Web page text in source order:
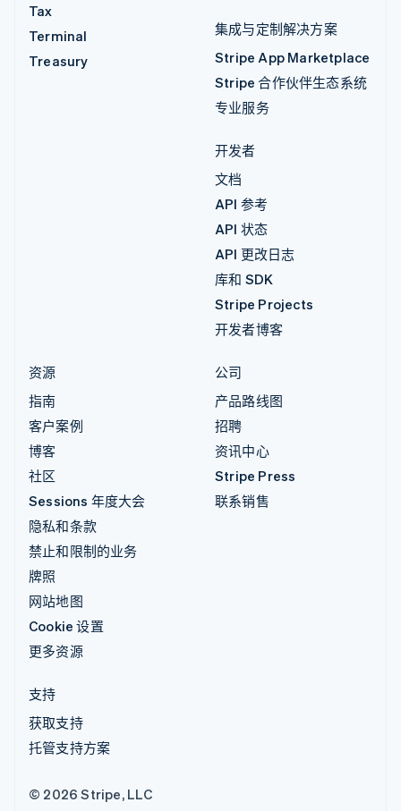
Tax
Terminal
Treasury
集成与定制解决方案
Stripe App Marketplace
Stripe 合作伙伴生态系统
专业服务
开发者
文档
API 参考
API 状态
API 更改日志
库和 SDK
Stripe Projects
开发者博客
资源
指南
客户案例
博客
社区
Sessions 年度大会
隐私和条款
禁止和限制的业务
牌照
网站地图
Cookie 设置
更多资源
公司
产品路线图
招聘
资讯中心
Stripe Press
联系销售
支持
获取支持
托管支持方案
© 2026 Stripe, LLC